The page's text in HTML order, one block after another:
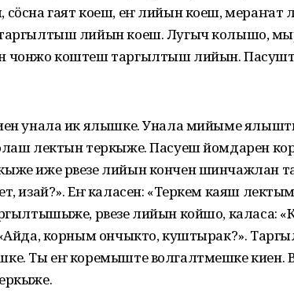
гаят коеш, еҥ лийын коеш, мераҥат
лийын коеш. Лугыч колышо,
чонжо коштеш таргылтыш лийын.
унала ик ялышке. Унала мийыме
лектын теркыже. Пасуеш йомдарен
иже рвезе лийын кончен шинчажлан
изай?». Еҥ каласен: «Теркем каяш
рвезе лийын койшо, каласа:
корным ончыкто, куштырак?».
Ты еҥ коремыште волгалтмешке киен.